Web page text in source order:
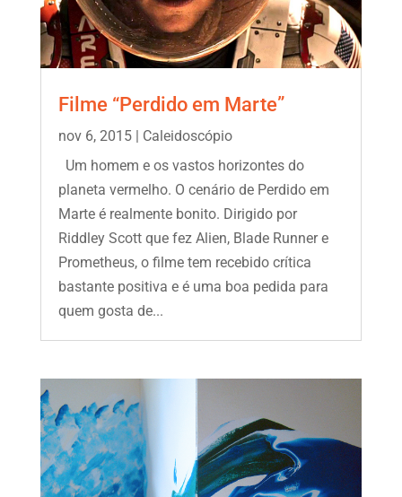
Filme “Perdido em Marte”
nov 6, 2015| Caleidoscópio
Um homem e os vastos horizontes do
planeta vermelho. O cenário de Perdido em
Marte é realmente bonito. Dirigido por
Riddley Scott que fez Alien, Blade Runner e
Prometheus, o filme tem recebido crítica
bastante positiva e é uma boa pedida para
quem gosta de...